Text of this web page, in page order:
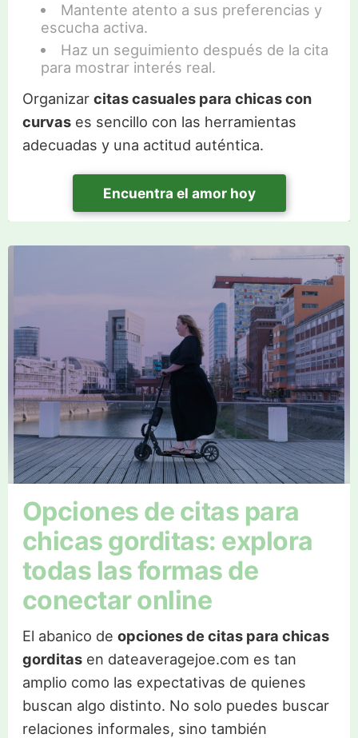
Mantente atento a sus preferencias y
escucha activa.
Haz un seguimiento después de la cita
para mostrar interés real.
Organizar citas casuales para chicas con
curvases sencillo con las herramientas
adecuadas y una actitud auténtica.
Encuentra el amor hoy
Opciones de citas para
chicas gorditas: explora
todas las formas de
conectar online
El abanico de opciones de citas para chicas
gorditasen dateaveragejoe.com es tan
amplio como las expectativas de quienes
buscan algo distinto. No solo puedes buscar
relaciones informales, sino también